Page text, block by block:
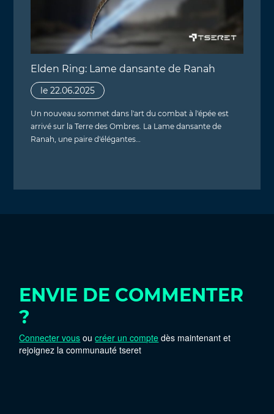
Elden Ring: Lame dansante de Ranah
le 22.06.2025
Un nouveau sommet dans l'art du combat à l'épée est
arrivé sur la Terre des Ombres. La Lame dansante de
Ranah, une paire d'élégantes…
ENVIE DE COMMENTER
?
Connecter vous oucréer un compte dès maintenant et
rejoignez la communauté tseret